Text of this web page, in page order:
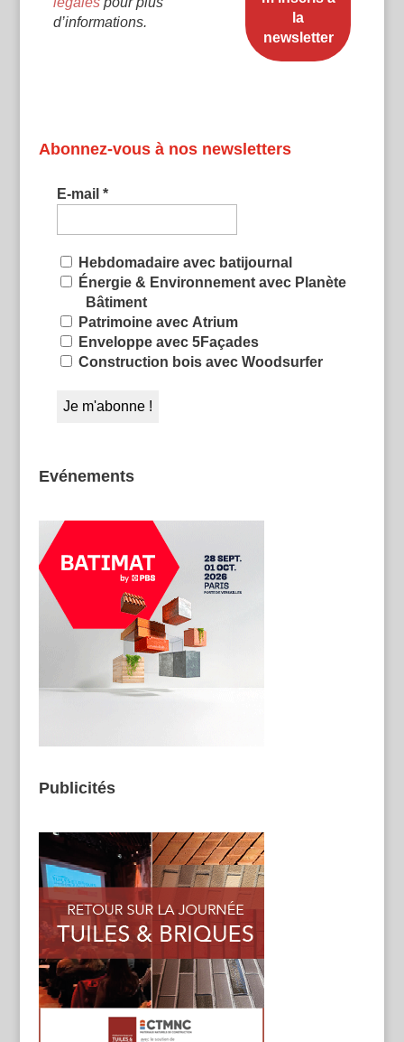
d’informations.
Abonnez-vous à nos newsletters
E-mail *
Hebdomadaire avec batijournal
Énergie & Environnement avec Planète
Bâtiment
Patrimoine avec Atrium
Enveloppe avec 5Façades
Construction bois avec Woodsurfer
Evénements
Publicités